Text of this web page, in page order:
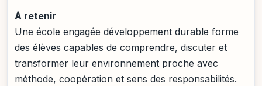
À retenir
Une école engagée développement durable forme
des élèves capables de comprendre, discuter et
transformer leur environnement proche avec
méthode, coopération et sens des responsabilités.